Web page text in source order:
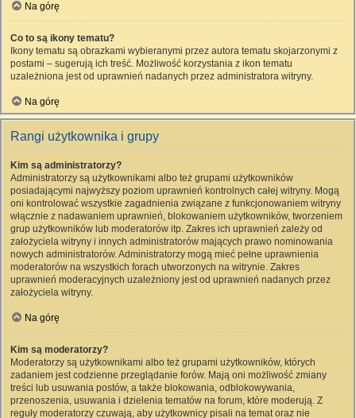
Na górę
Co to są ikony tematu?
Ikony tematu są obrazkami wybieranymi przez autora tematu skojarzonymi z
postami – sugerują ich treść. Możliwość korzystania z ikon tematu
uzależniona jest od uprawnień nadanych przez administratora witryny.
Na górę
Rangi użytkownika i grupy
Kim są administratorzy?
Administratorzy są użytkownikami albo też grupami użytkowników
posiadającymi najwyższy poziom uprawnień kontrolnych całej witryny. Mogą
oni kontrolować wszystkie zagadnienia związane z funkcjonowaniem witryny
włącznie z nadawaniem uprawnień, blokowaniem użytkowników, tworzeniem
grup użytkowników lub moderatorów itp. Zakres ich uprawnień zależy od
założyciela witryny i innych administratorów mających prawo nominowania
nowych administratorów. Administratorzy mogą mieć pełne uprawnienia
moderatorów na wszystkich forach utworzonych na witrynie. Zakres
uprawnień moderacyjnych uzależniony jest od uprawnień nadanych przez
założyciela witryny.
Na górę
Kim są moderatorzy?
Moderatorzy są użytkownikami albo też grupami użytkowników, których
zadaniem jest codzienne przeglądanie forów. Mają oni możliwość zmiany
treści lub usuwania postów, a także blokowania, odblokowywania,
przenoszenia, usuwania i dzielenia tematów na forum, które moderują. Z
reguły moderatorzy czuwają, aby użytkownicy pisali na temat oraz nie